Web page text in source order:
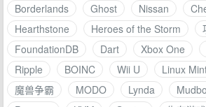
Borderlands
Ghost Nissan
Hearthstone
Heroes of the Storm
FoundationDB
Dart Xbox One
Ripple
BOINC Wii U Linux
魔兽争霸
MODO Lynda